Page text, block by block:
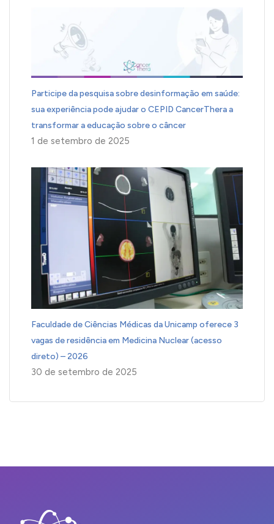
Participe da pesquisa sobre desinformação em saúde:
sua experiência pode ajudar o CEPID CancerThera a
transformar a educação sobre o câncer
1 de setembro de 2025
Faculdade de Ciências Médicas da Unicamp oferece 3
vagas de residência em Medicina Nuclear (acesso
direto) – 2026
30 de setembro de 2025